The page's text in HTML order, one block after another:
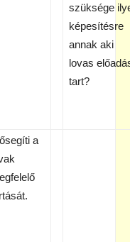
szüksége
képesítésre
annak aki
lovas
tart?
a